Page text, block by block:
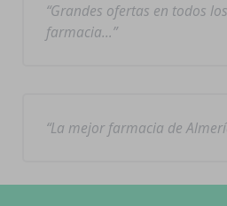
Grandes ofertas en todos
farmacia…
La mejor farmacia de